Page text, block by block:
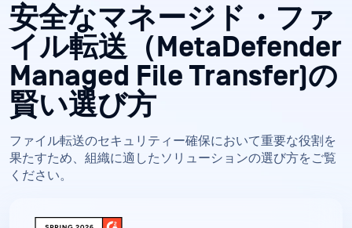
安全なマネージド・ファ
イル転送（MetaDefender
Managed File Transfer)の
賢い選び方
ファイル転送のセキュリティー確保において重要な役割を
果たすため、組織に適したソリューションの選び方をご覧
ください。